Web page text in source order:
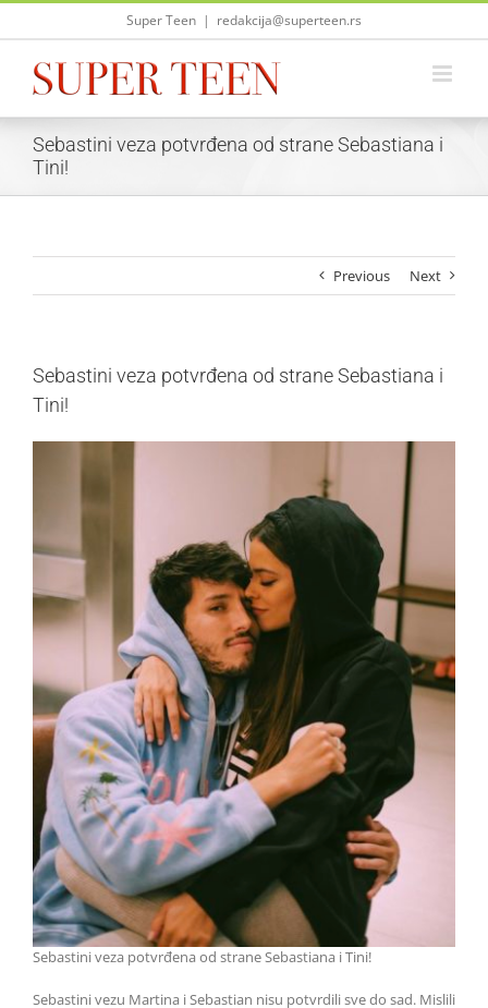
Skip
Super Teen | redakcija@superteen.rs
Sebastini veza potvrđena od strane Sebastiana i
Tini!
Previous Next
Sebastini veza potvrđena od strane Sebastiana i
Tini!
Sebastini veza potvrđena od strane Sebastiana i Tini!
Sebastini vezu Martina i Sebastian nisu potvrdili sve do sad. Mislili